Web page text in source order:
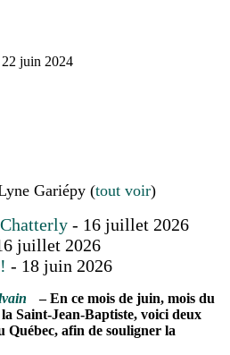
de boîtes à savon du club Optimiste
22 juin 2024
Gariépy (tout voir)
- 16 juillet 2026
juillet 2026
- 18 juin 2026
– En ce mois de juin, mois du
la Saint-Jean-Baptiste, voici deux
Québec, afin de souligner la